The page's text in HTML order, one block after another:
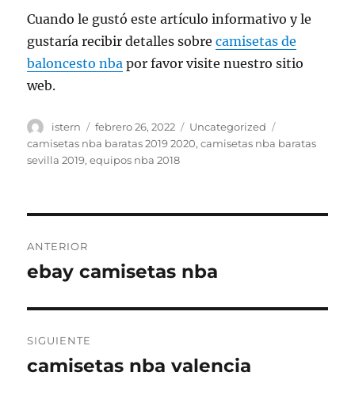
Cuando le gustó este artículo informativo y le
gustaría recibir detalles sobrecamisetas de
baloncesto nba por favor visite nuestro sitio
web.
Autor
istern
Publicado
el
febrero 26, 2022 Categorías
Uncategorized
camisetas nba baratas 2019 2020,camisetas nba baratas
sevilla 2019,equipos nba 2018
de
ANTERIOR
Entrada
ebay camisetas nba
SIGUIENTE
Entrada
camisetas nba valencia